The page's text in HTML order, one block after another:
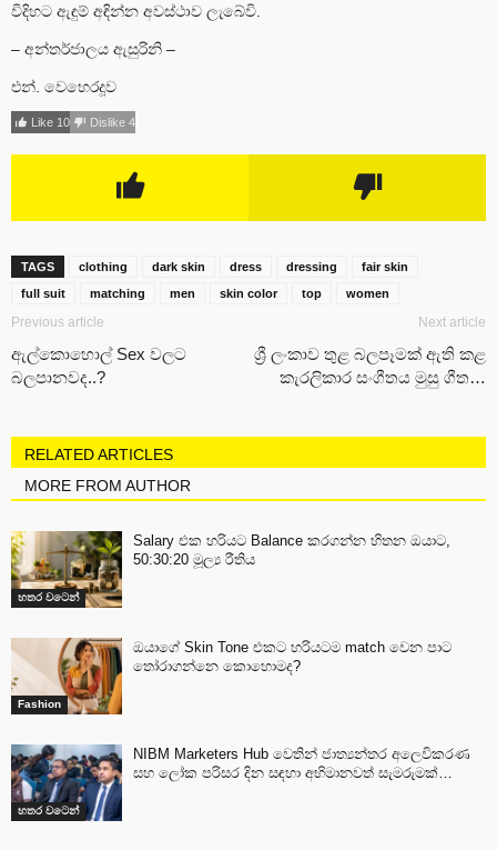
විදිහට ඇඳුම් අඳින්න අවස්ථාව ලැබේවි.
– අන්තර්ජාලය ඇසුරිනි –
එන්. වෙහෙරදූව
Like 10 Dislike 4
TAGS clothing dark skin dress dressing
fair skin
full suit
matching men skin color top women
Previous article
ඇල්කොහොල් Sex වලට
බලපානවද..?
Next article
ශ්‍රී ලංකාව තුළ බලපෑමක් ඇති කළ
කැරලිකාර සංගීතය මුසු ගීත…
RELATED ARTICLES
MORE FROM AUTHOR
හතර වටෙන්
Salary එක හරියට Balance කරගන්න හිතන ඔයාට,
50:30:20 මූල්‍ය රීතිය
Fashion
ඔයාගේ Skin Tone එකට හරියටම match වෙන පාට
තෝරාගන්නෙ කොහොමද?
හතර වටෙන්
NIBM Marketers Hub වෙතින් ජාත්‍යන්තර අලෙවිකරණ
සහ ලෝක පරිසර දින සඳහා අභිමානවත් සැමරුමක්…